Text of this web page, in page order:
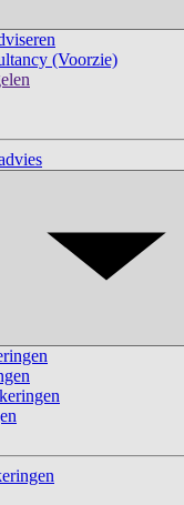
(Voorzie)